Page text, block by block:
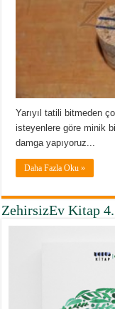
Yarıyıl tatili bitmeden
isteyenlere göre minik
damga yapıyoruz...
Daha Fazla Oku »
ZehirsizEv Kitap 4.